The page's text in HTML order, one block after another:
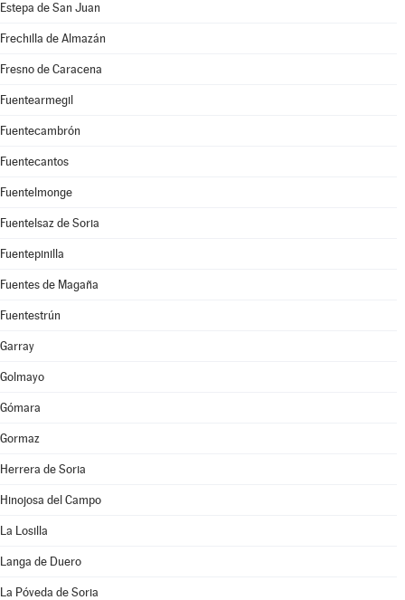
Estepa de San Juan
Frechilla de Almazán
Fresno de Caracena
Fuentearmegil
Fuentecambrón
Fuentecantos
Fuentelmonge
Fuentelsaz de Soria
Fuentepinilla
Fuentes de Magaña
Fuentestrún
Garray
Golmayo
Gómara
Gormaz
Herrera de Soria
Hinojosa del Campo
La Losilla
Langa de Duero
La Póveda de Soria